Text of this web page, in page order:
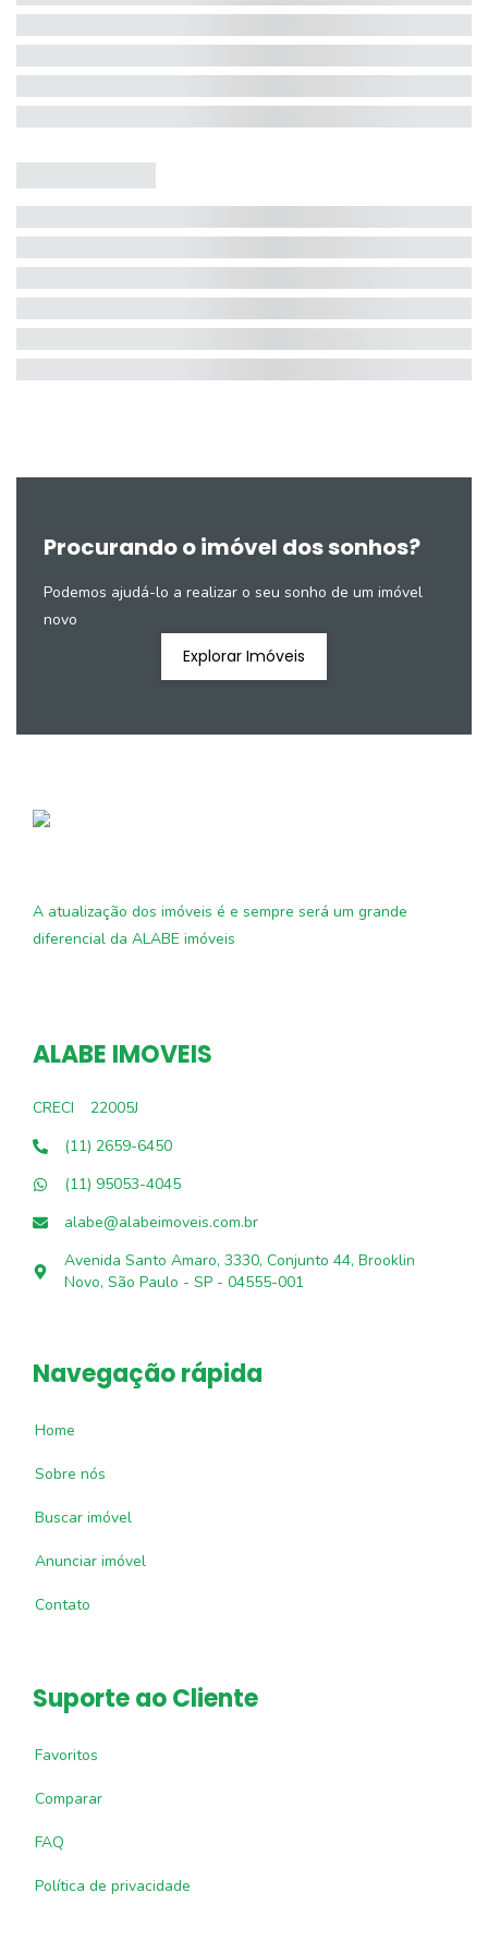
Procurando o imóvel dos sonhos?
Podemos ajudá-lo a realizar o seu sonho de um imóvel
novo
Explorar Imóveis
A atualização dos imóveis é e sempre será um grande
diferencial da ALABE imóveis
ALABE IMOVEIS
CRECI
22005J
(11) 2659-6450
(11) 95053-4045
alabe@alabeimoveis.com.br
Avenida Santo Amaro, 3330, Conjunto 44, Brooklin
Novo, São Paulo - SP - 04555-001
Navegação rápida
Home
Sobre nós
Buscar imóvel
Anunciar imóvel
Contato
Suporte ao Cliente
Favoritos
Comparar
FAQ
Política de privacidade